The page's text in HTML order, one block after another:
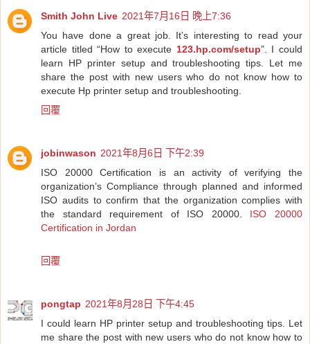
Smith John Live 2021年7月16日 晚上7:36
You have done a great job. It’s interesting to read your
article titled “How to execute 123.hp.com/setup”. I could
learn HP printer setup and troubleshooting tips. Let me
share the post with new users who do not know how to
execute Hp printer setup and troubleshooting.
回覆
jobinwason 2021年8月6日 下午2:39
ISO 20000 Certification is an activity of verifying the
organization’s Compliance through planned and informed
ISO audits to confirm that the organization complies with
the standard requirement of ISO 20000. ISO 20000
Certification in Jordan
回覆
pongtap 2021年8月28日 下午4:45
I could learn HP printer setup and troubleshooting tips. Let
me share the post with new users who do not know how to